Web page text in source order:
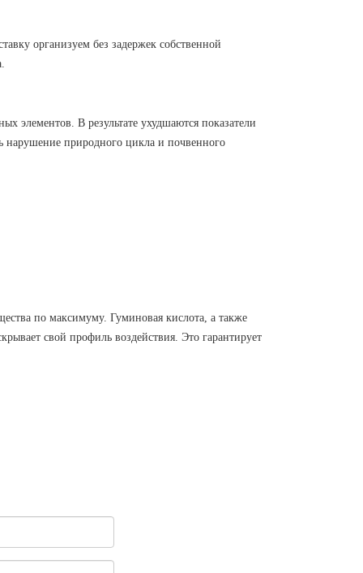
организуем без задержек собственной
элементов. В результате ухудшаются показатели
нарушение природного цикла и почвенного
по максимуму. Гуминовая кислота, а также
свой профиль воздействия. Это гарантирует